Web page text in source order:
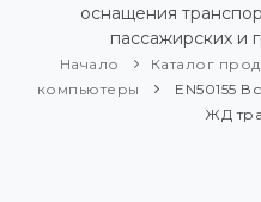
ПРЕСС-ЦЕНТР
оснащения
пассажирских и
Начало Каталог
компьютеры
EN50155
ЖД